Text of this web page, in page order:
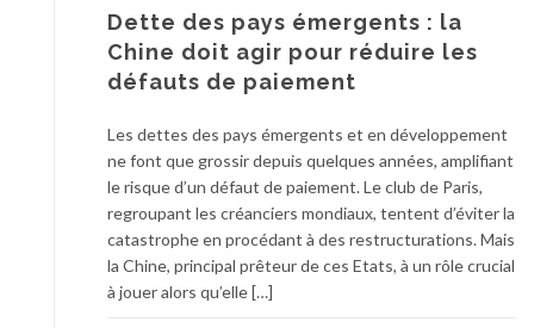
Dette des pays émergents : la
Chine doit agir pour réduire les
défauts de paiement
Les dettes des pays émergents et en développement
ne font que grossir depuis quelques années, amplifiant
le risque d’un défaut de paiement. Le club de Paris,
regroupant les créanciers mondiaux, tentent d’éviter la
catastrophe en procédant à des restructurations. Mais
la Chine, principal prêteur de ces Etats, à un rôle crucial
à jouer alors qu’elle […]